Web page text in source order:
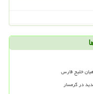
خلیج فارس